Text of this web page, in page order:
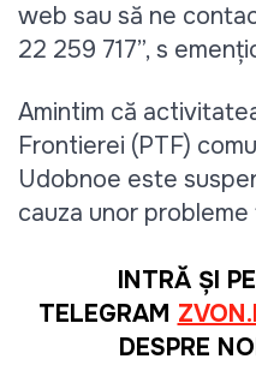
web sau să ne
22 259 717”, s
Amintim că
Frontierei (PTF)
Udobnoe este
cauza unor
INTRĂ ȘI
TELEGRAM
DESPRE